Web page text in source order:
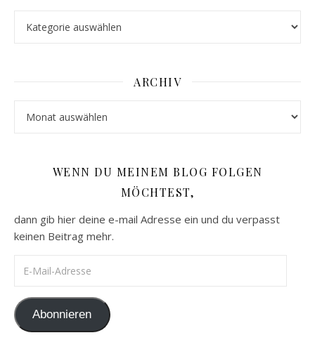
ARCHIV
WENN DU MEINEM BLOG FOLGEN
MÖCHTEST,
dann gib hier deine e-mail Adresse ein und du verpasst
keinen Beitrag mehr.
Abonnieren